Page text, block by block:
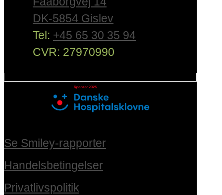
DK-5854 Gislev
Tel: +45 65 30 35 94
CVR: 27970990
Se Smiley-rapporter
Handelsbetingelser
Privatlivspolitik